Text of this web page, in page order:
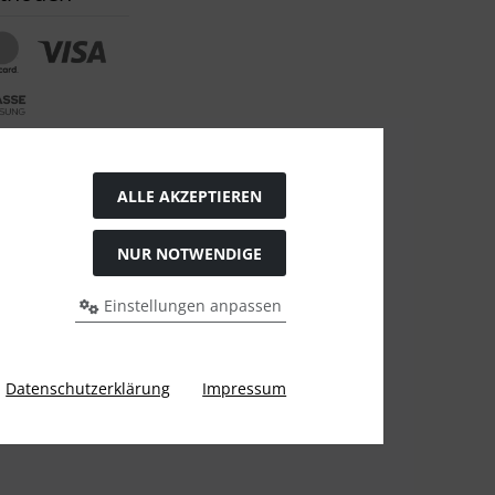
Preis bei ARZ-Tuning.
ALLE AKZEPTIEREN
NUR NOTWENDIGE
Einstellungen anpassen
Datenschutzerklärung Impressum